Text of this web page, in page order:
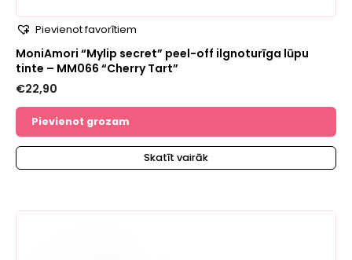
Pievienot favorītiem
MoniAmori “Mylip secret” peel-off ilgnoturīga lūpu
tinte – MM066 “Cherry Tart”
€22,90
Pievienot grozam
Skatīt vairāk